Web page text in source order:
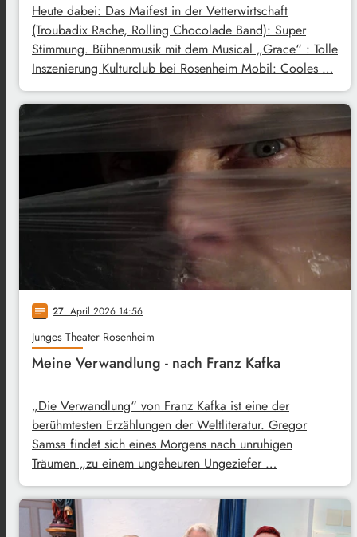
Heute dabei: Das Maifest in der Vetterwirtschaft
(Troubadix Rache, Rolling Chocolade Band): Super
Stimmung. Bühnenmusik mit dem Musical „Grace“ : Tolle
Inszenierung Kulturclub bei Rosenheim Mobil: Cooles …
notes 27. April 2026 14:56
Junges Theater Rosenheim
Meine Verwandlung - nach Franz Kafka
„Die Verwandlung“ von Franz Kafka ist eine der
berühmtesten Erzählungen der Weltliteratur. Gregor
Samsa findet sich eines Morgens nach unruhigen
Träumen „zu einem ungeheuren Ungeziefer …